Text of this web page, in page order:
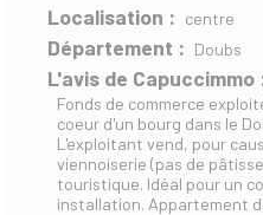
Localisation : centre
Département : Doubs
L'avis de Capuccimmo
Fonds de commerce
coeur d'un bourg dans le
L'exploitant vend, pour
viennoiserie (pas de
touristique. Idéal pour un
installation. Appartement